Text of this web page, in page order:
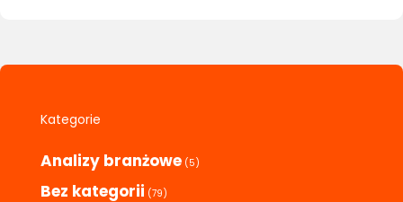
Kategorie
Analizy branżowe (5)
Bez kategorii (79)